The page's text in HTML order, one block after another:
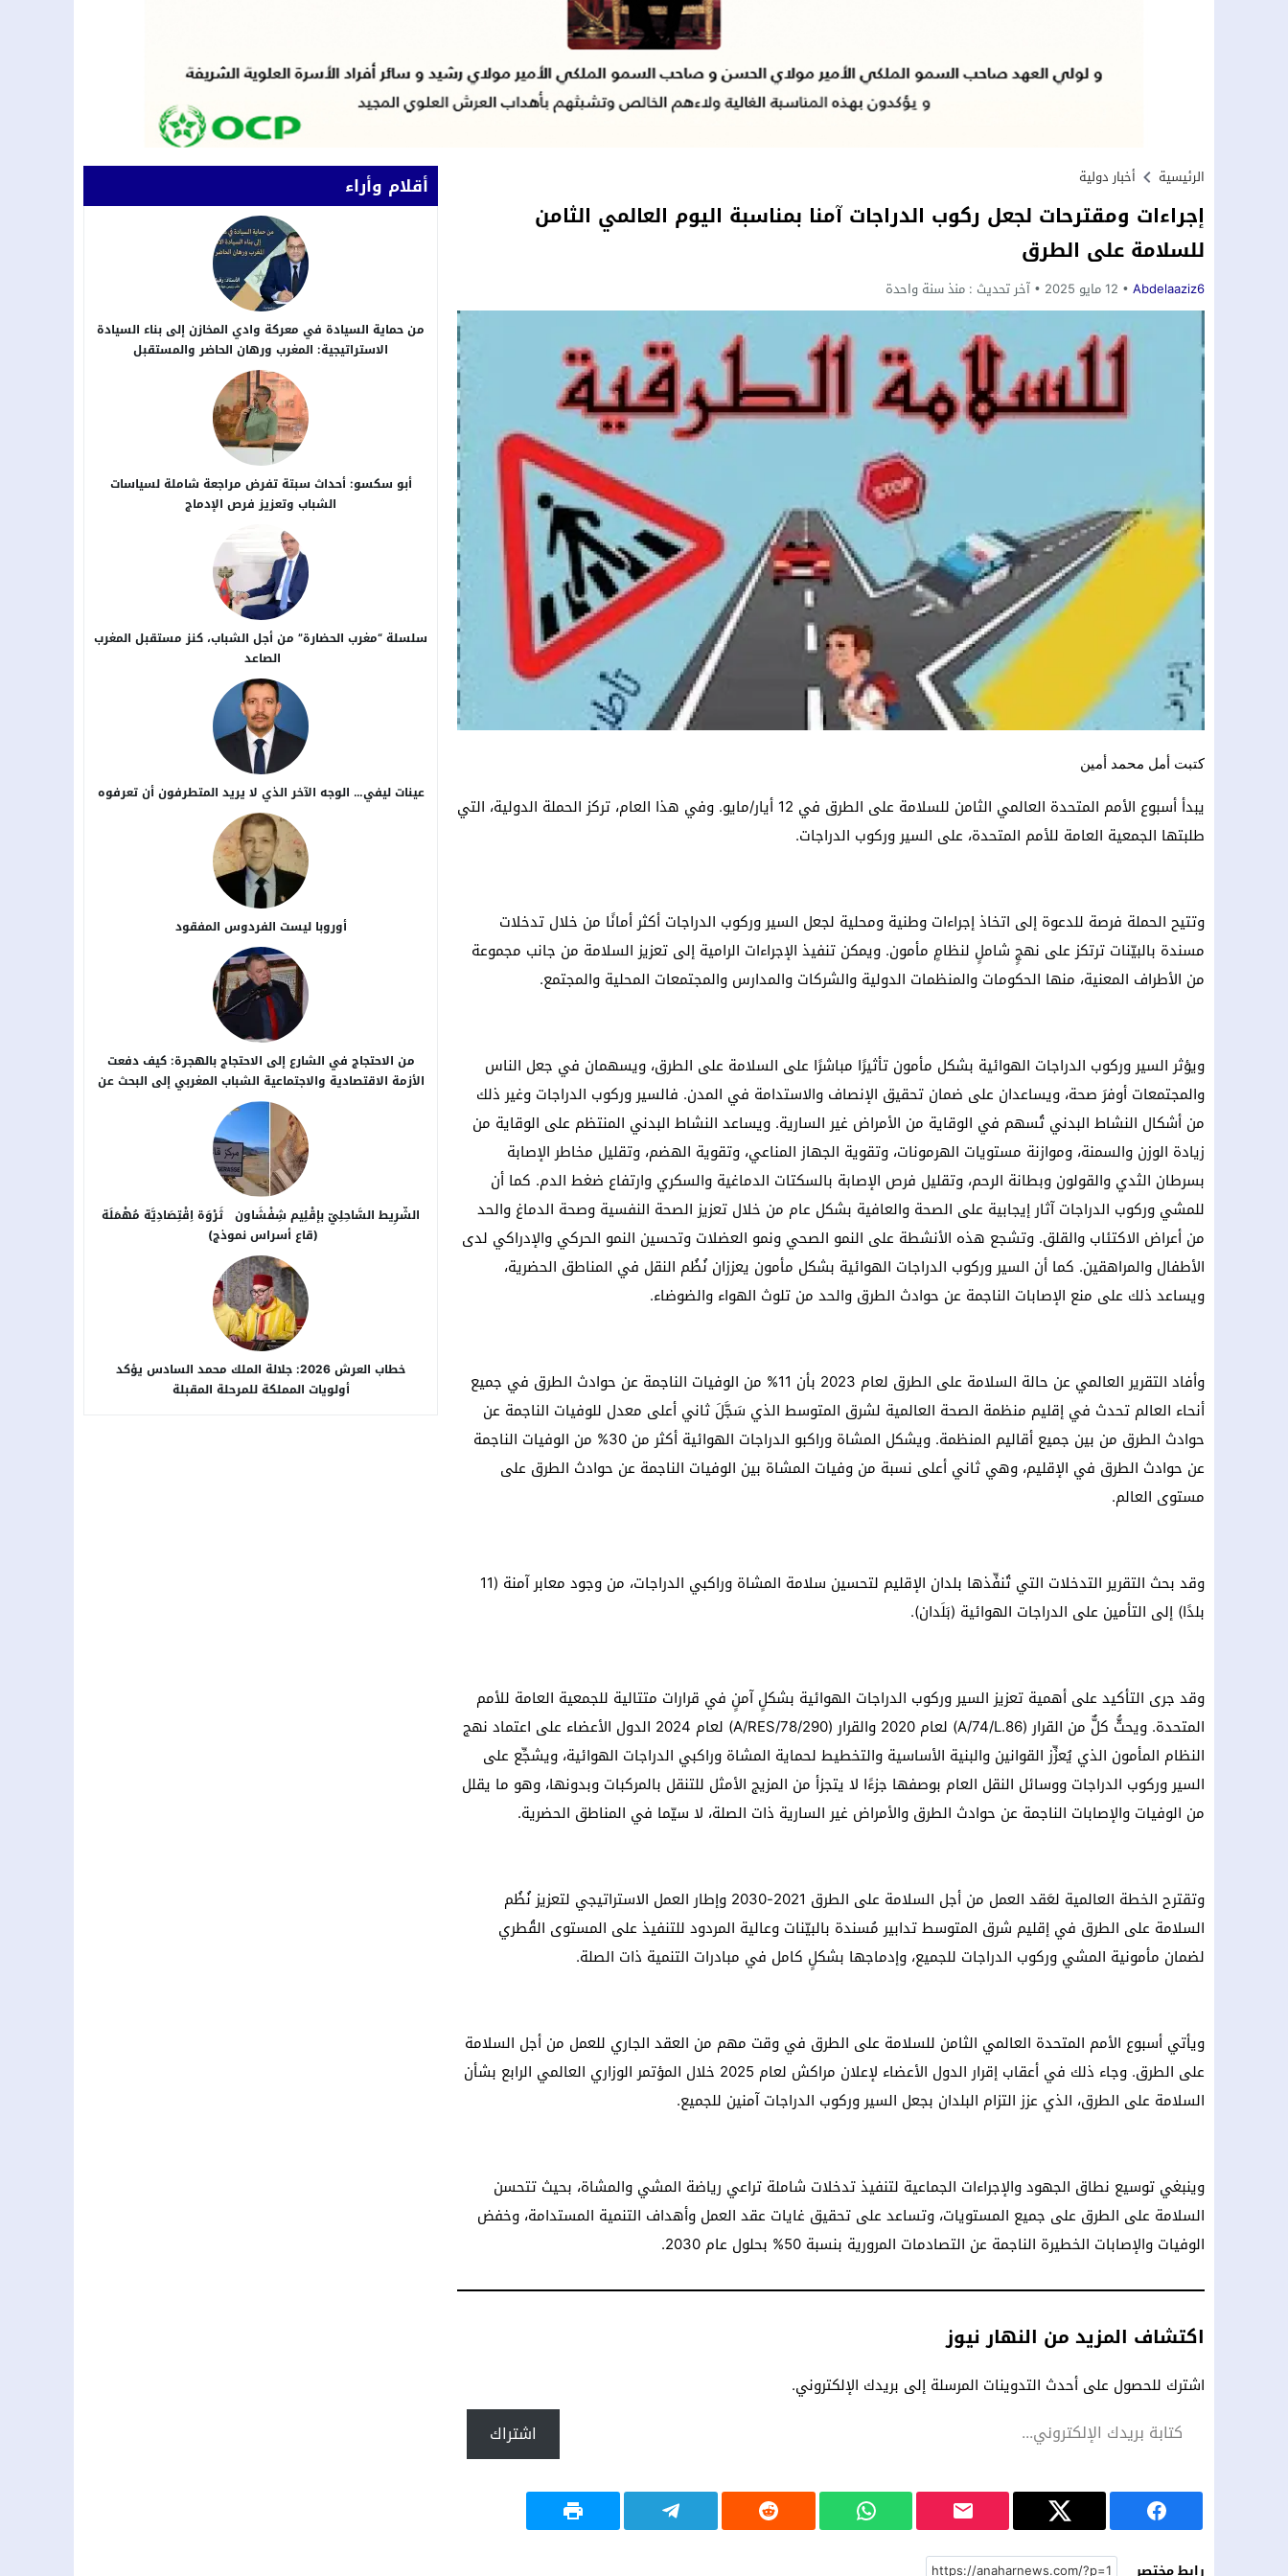
الرئيسية أخبار دولية
إجراءات ومقترحات لجعل ركوب الدراجات آمنا بمناسبة اليوم العالمي الثامن
للسلامة على الطرق
Abdelaaziz6 12 مايو 2025 آخر تحديث : منذ سنة واحدة
كتبت أمل محمد أمين
يبدأ أسبوع الأمم المتحدة العالمي الثامن للسلامة على الطرق في 12 أيار/مايو. وفي هذا العام، تركز الحملة الدولية، التي
طلبتها الجمعية العامة للأمم المتحدة، على السير وركوب الدراجات.
وتتيح الحملة فرصة للدعوة إلى اتخاذ إجراءات وطنية ومحلية لجعل السير وركوب الدراجات أكثر أمانًا من خلال تدخلات
مسندة بالبيّنات ترتكز على نهجٍ شاملٍ لنظامٍ مأمون. ويمكن تنفيذ الإجراءات الرامية إلى تعزيز السلامة من جانب مجموعة
من الأطراف المعنية، منها الحكومات والمنظمات الدولية والشركات والمدارس والمجتمعات المحلية والمجتمع.
ويؤثر السير وركوب الدراجات الهوائية بشكل مأمون تأثيرًا مباشرًا على السلامة على الطرق، ويسهمان في جعل الناس
والمجتمعات أوفرَ صحة، ويساعدان على ضمان تحقيق الإنصاف والاستدامة في المدن. فالسير وركوب الدراجات وغير ذلك
من أشكال النشاط البدني تُسهم في الوقاية من الأمراض غير السارية. ويساعد النشاط البدني المنتظم على الوقاية من
زيادة الوزن والسمنة، وموازنة مستويات الهرمونات، وتقوية الجهاز المناعي، وتقوية الهضم، وتقليل مخاطر الإصابة
بسرطان الثدي والقولون وبطانة الرحم، وتقليل فرص الإصابة بالسكتات الدماغية والسكري وارتفاع ضغط الدم. كما أن
للمشي وركوب الدراجات آثار إيجابية على الصحة والعافية بشكل عام من خلال تعزيز الصحة النفسية وصحة الدماغ والحد
من أعراض الاكتئاب والقلق. وتشجع هذه الأنشطة على النمو الصحي ونمو العضلات وتحسين النمو الحركي والإدراكي لدى
الأطفال والمراهقين. كما أن السير وركوب الدراجات الهوائية بشكل مأمون يعززان نُظُم النقل في المناطق الحضرية،
ويساعد ذلك على منع الإصابات الناجمة عن حوادث الطرق والحد من تلوث الهواء والضوضاء.
وأفاد التقرير العالمي عن حالة السلامة على الطرق لعام 2023 بأن 11% من الوفيات الناجمة عن حوادث الطرق في جميع
أنحاء العالم تحدث في إقليم منظمة الصحة العالمية لشرق المتوسط الذي سَجَّلَ ثاني أعلى معدل للوفيات الناجمة عن
حوادث الطرق من بين جميع أقاليم المنظمة. ويشكل المشاة وراكبو الدراجات الهوائية أكثر من 30% من الوفيات الناجمة
عن حوادث الطرق في الإقليم، وهي ثاني أعلى نسبة من وفيات المشاة بين الوفيات الناجمة عن حوادث الطرق على
مستوى العالم.
وقد بحث التقرير التدخلات التي تُنفِّذها بلدان الإقليم لتحسين سلامة المشاة وراكبي الدراجات، من وجود معابر آمنة (11
بلدًا) إلى التأمين على الدراجات الهوائية (بَلَدان).
وقد جرى التأكيد على أهمية تعزيز السير وركوب الدراجات الهوائية بشكلٍ آمنٍ في قرارات متتالية للجمعية العامة للأمم
المتحدة. ويحثُّ كلٌّ من القرار (A/74/L.86) لعام 2020 والقرار (A/RES/78/290) لعام 2024 الدول الأعضاء على اعتماد نهج
النظام المأمون الذي يُعزِّز القوانين والبنية الأساسية والتخطيط لحماية المشاة وراكبي الدراجات الهوائية، ويشجِّع على
السير وركوب الدراجات ووسائل النقل العام بوصفها جزءًا لا يتجزأ من المزيج الأمثل للتنقل بالمركبات وبدونها، وهو ما يقلل
من الوفيات والإصابات الناجمة عن حوادث الطرق والأمراض غير السارية ذات الصلة، لا سيّما في المناطق الحضرية.
وتقترح الخطة العالمية لعَقد العمل من أجل السلامة على الطرق 2021-2030 وإطار العمل الاستراتيجي لتعزيز نُظُم
السلامة على الطرق في إقليم شرق المتوسط تدابير مُسندة بالبيّنات وعالية المردود للتنفيذ على المستوى القُطري
لضمان مأمونية المشي وركوب الدراجات للجميع، وإدماجها بشكلٍ كامل في مبادرات التنمية ذات الصلة.
ويأتي أسبوع الأمم المتحدة العالمي الثامن للسلامة على الطرق في وقت مهم من العقد الجاري للعمل من أجل السلامة
على الطرق. وجاء ذلك في أعقاب إقرار الدول الأعضاء لإعلان مراكش لعام 2025 خلال المؤتمر الوزاري العالمي الرابع بشأن
السلامة على الطرق، الذي عزز التزام البلدان بجعل السير وركوب الدراجات آمنين للجميع.
وينبغي توسيع نطاق الجهود والإجراءات الجماعية لتنفيذ تدخلات شاملة تراعي رياضة المشي والمشاة، بحيث تتحسن
السلامة على الطرق على جميع المستويات، وتساعد على تحقيق غايات عقد العمل وأهداف التنمية المستدامة، وخفض
الوفيات والإصابات الخطيرة الناجمة عن التصادمات المرورية بنسبة 50% بحلول عام 2030.
اكتشاف المزيد من النهار نيوز
اشترك للحصول على أحدث التدوينات المرسلة إلى بريدك الإلكتروني.
اشتراك
رابط مختصر
أقلام وأراء
من حماية السيادة في معركة وادي المخازن إلى بناء السيادة
الاستراتيجية: المغرب ورهان الحاضر والمستقبل
أبو سكسو: أحداث سبتة تفرض مراجعة شاملة لسياسات
الشباب وتعزيز فرص الإدماج
سلسلة “مغرب الحضارة” من أجل ​الشباب، كنز مستقبل المغرب
الصاعد
عينات ليفي… الوجه الآخر الذي لا يريد المتطرفون أن تعرفوه
أوروبا ليست الفردوس المفقود
من الاحتجاج في الشارع إلى الاحتجاج بالهجرة: كيف دفعت
الأزمة الاقتصادية والاجتماعية الشباب المغربي إلى البحث عن
بدائل خارج الوطن؟
الشَّرِيط السَّاحِلِيّ بإقْلِيم شِفْشَاون ثَرْوَة اِقْتِصَادِيَّة مُهْمَلَة
(قاع أسراس نموذج)
خطاب العرش 2026: جلالة الملك محمد السادس يؤكد
أولويات المملكة للمرحلة المقبلة